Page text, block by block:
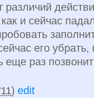
различий
и сейчас
его убрать,
еще раз
) edit